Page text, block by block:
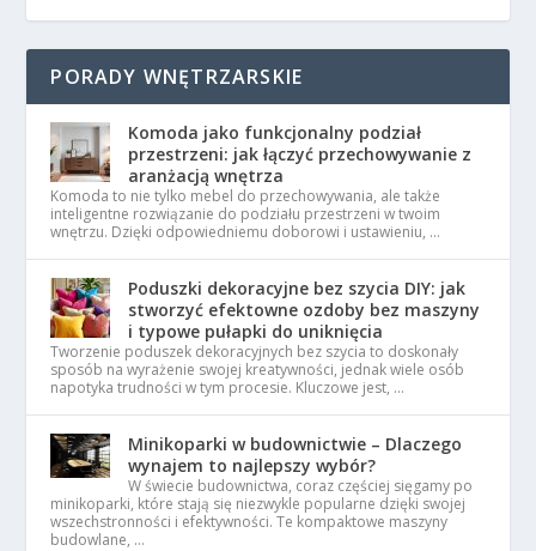
PORADY WNĘTRZARSKIE
Komoda jako funkcjonalny podział
przestrzeni: jak łączyć przechowywanie z
aranżacją wnętrza
Komoda to nie tylko mebel do przechowywania, ale także
inteligentne rozwiązanie do podziału przestrzeni w twoim
wnętrzu. Dzięki odpowiedniemu doborowi i ustawieniu, …
Poduszki dekoracyjne bez szycia DIY: jak
stworzyć efektowne ozdoby bez maszyny
i typowe pułapki do uniknięcia
Tworzenie poduszek dekoracyjnych bez szycia to doskonały
sposób na wyrażenie swojej kreatywności, jednak wiele osób
napotyka trudności w tym procesie. Kluczowe jest, …
Minikoparki w budownictwie – Dlaczego
wynajem to najlepszy wybór?
W świecie budownictwa, coraz częściej sięgamy po
minikoparki, które stają się niezwykle popularne dzięki swojej
wszechstronności i efektywności. Te kompaktowe maszyny
budowlane, …